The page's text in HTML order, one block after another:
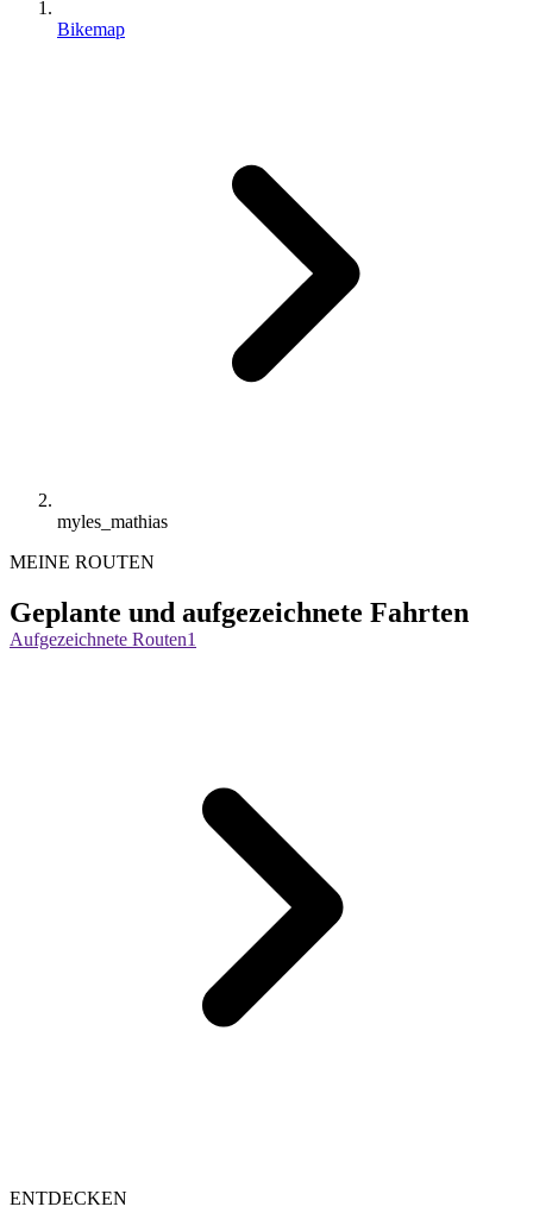
Bikemap
myles_mathias
MEINE ROUTEN
Geplante und aufgezeichnete Fahrten
Aufgezeichnete Routen1
ENTDECKEN